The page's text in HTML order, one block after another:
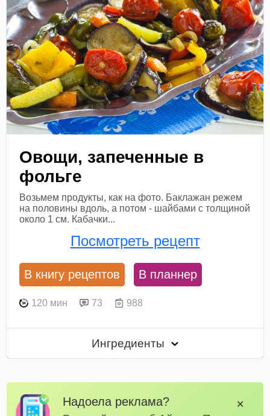
Овощи, запеченные в
фольге
Возьмем продукты, как на фото. Баклажан режем
на половины вдоль, а потом - шайбами с толщиной
около 1 см. Кабачки...
Посмотреть рецепт
В книгу рецептов В планнер
120 мин 73 988
Ингредиенты
Надоела реклама? ✕